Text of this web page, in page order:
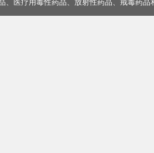
、医疗用毒性药品、放射性药品、戒毒药